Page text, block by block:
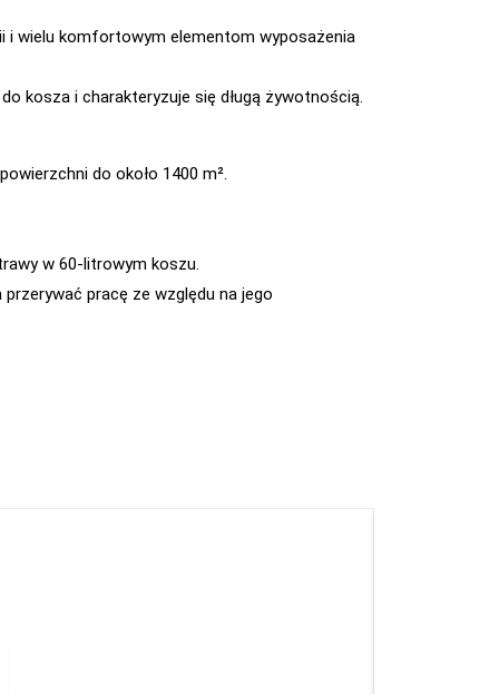
i wielu komfortowym elementom wyposażenia
kosza i charakteryzuje się długą żywotnością.
do około 1400 m².
w 60-litrowym koszu.
pracę ze względu na jego